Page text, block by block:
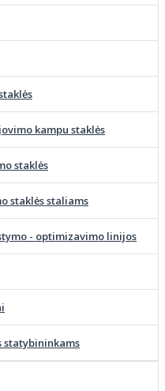
kampu staklės
staklės
staklės staliams
- optimizavimo linijos
statybininkams